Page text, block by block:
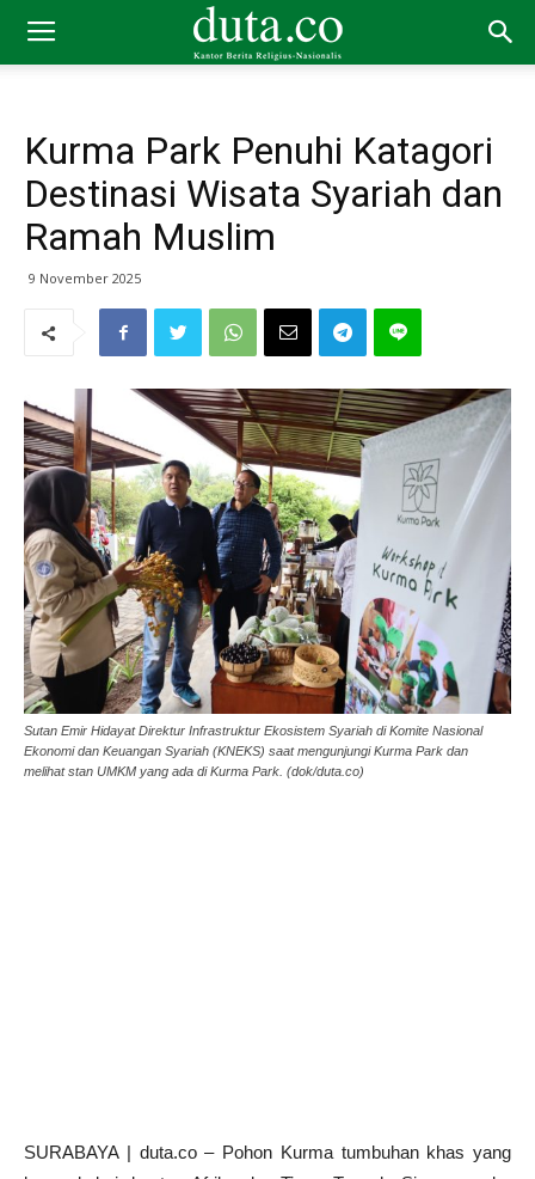
Kurma Park Penuhi Katagori
Destinasi Wisata Syariah dan
Ramah Muslim
9 November 2025
Sutan Emir Hidayat Direktur Infrastruktur Ekosistem Syariah di Komite Nasional
Ekonomi dan Keuangan Syariah (KNEKS) saat mengunjungi Kurma Park dan
melihat stan UMKM yang ada di Kurma Park. (dok/duta.co)
SURABAYA | duta.co – Pohon Kurma tumbuhan khas yang